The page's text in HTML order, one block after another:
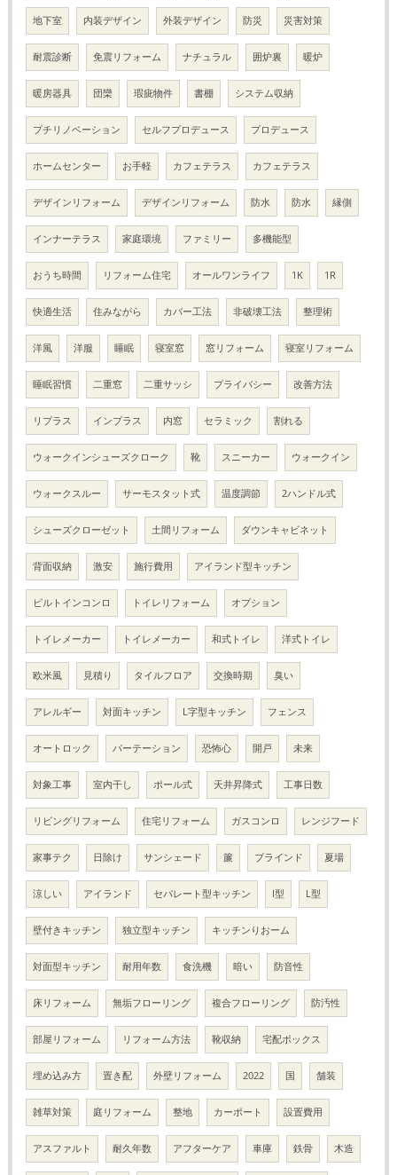
地下室 内装デザイン 外装デザイン 防災 災害対策
耐震診断 免震リフォーム ナチュラル 囲炉裏 暖炉
暖房器具 団欒 瑕疵物件 書棚 システム収納
プチリノベーション セルフプロデュース プロデュース
ホームセンター お手軽 カフェテラス カフェテラス
デザインリフォーム デザインリフォーム 防水 防水 縁側
インナーテラス 家庭環境 ファミリー 多機能型
おうち時間 リフォーム住宅 オールワンライフ 1K 1R
快適生活 住みながら カバー工法 非破壊工法 整理術
洋風 洋服 睡眠 寝室窓 窓リフォーム 寝室リフォーム
睡眠習慣 二重窓 二重サッシ プライバシー 改善方法
リプラス インプラス 内窓 セラミック 割れる
ウォークインシューズクローク 靴 スニーカー ウォークイン
ウォークスルー サーモスタット式 温度調節 2ハンドル式
シューズクローゼット 土間リフォーム ダウンキャビネット
背面収納 激安 施行費用 アイランド型キッチン
ビルトインコンロ トイレリフォーム オプション
トイレメーカー トイレメーカー 和式トイレ 洋式トイレ
欧米風 見積り タイルフロア 交換時期 臭い
アレルギー 対面キッチン L字型キッチン フェンス
オートロック パーテーション 恐怖心 開戸 未来
対象工事 室内干し ポール式 天井昇降式 工事日数
リビングリフォーム 住宅リフォーム ガスコンロ レンジフード
家事テク 日除け サンシェード 簾 ブラインド 夏場
涼しい アイランド セパレート型キッチン I型 L型
壁付きキッチン 独立型キッチン キッチンりおーム
対面型キッチン 耐用年数 食洗機 暗い 防音性
床リフォーム 無垢フローリング 複合フローリング 防汚性
部屋リフォーム リフォーム方法 靴収納 宅配ボックス
埋め込み方 置き配 外壁リフォーム 2022 国 舗装
雑草対策 庭リフォーム 整地 カーポート 設置費用
アスファルト 耐久年数 アフターケア 車庫 鉄骨 木造